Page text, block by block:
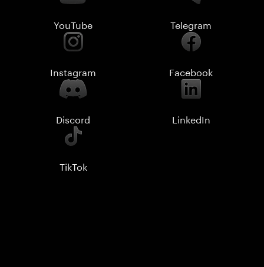
YouTube Telegram
Instagram Facebook
Discord LinkedIn
TikTok